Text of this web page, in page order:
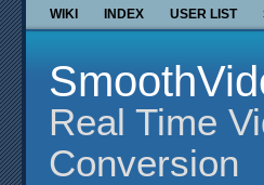
WIKI INDEX USER LIST
Real Time
Conversion